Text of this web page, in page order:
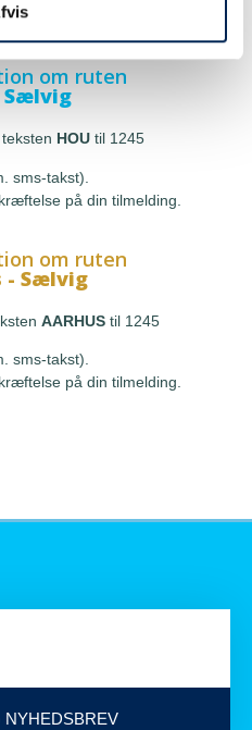
om ruten
Sælvig
HOU til 1245
sms-takst).
på din tilmelding.
om ruten
- Sælvig
AARHUS til 1245
sms-takst).
på din tilmelding.
NYHEDSBREV